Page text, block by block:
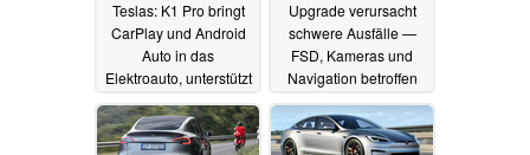
Teslas: K1 Pro bringt
CarPlay und Android
Auto in das
Elektroauto, unterstützt
22.12.2024
Upgrade verursacht
schwere Ausfälle —
FSD, Kameras und
Navigation betroffen
18.12.2024